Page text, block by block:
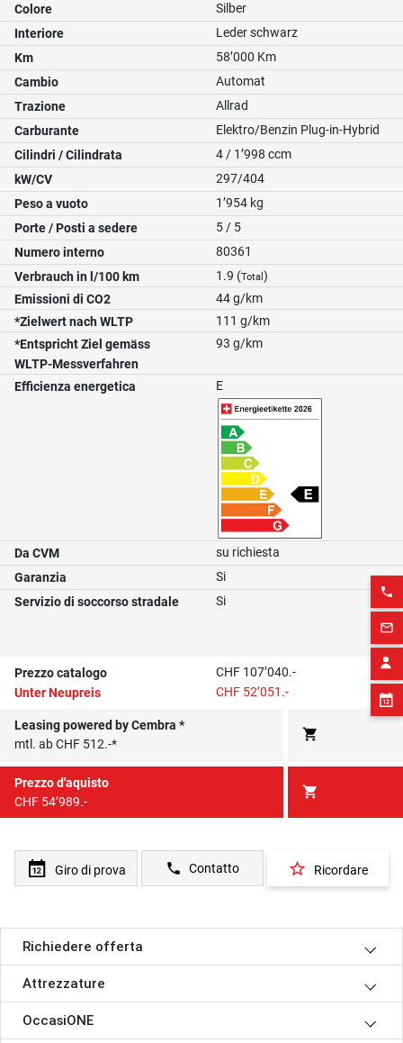
phone
mail_outline
Colore
Silber
Interiore
Leder schwarz
Km
58’000 Km
Cambio
Automat
Trazione
Allrad
Carburante
Elektro/Benzin Plug-in-Hybrid
Cilindri / Cilindrata
4 / 1’998 ccm
kW/CV
297/404
Peso a vuoto
1’954 kg
Porte / Posti a sedere
5 / 5
Numero interno
80361
Verbrauch in l/100 km
1.9 (Total )
Emissioni di CO2
44 g/km
*Zielwert nach WLTP
111 g/km
*Entspricht Ziel gemäss
WLTP-Messverfahren
93 g/km
Efficienza energetica E
Da CVM
su richiesta
Garanzia
Si
Servizio di soccorso stradale
Si
Prezzo catalogo
CHF 107’040.-
Unter Neupreis
CHF 52’051.-
Leasing powered by Cembra *
mtl. ab CHF 512.-*
shopping_cart
Prezzo d'aquisto
CHF 54’989.-
shopping_cart
Giro di prova phone Contatto star_border Ricordare
Richiedere offerta
Attrezzature
OccasiONE